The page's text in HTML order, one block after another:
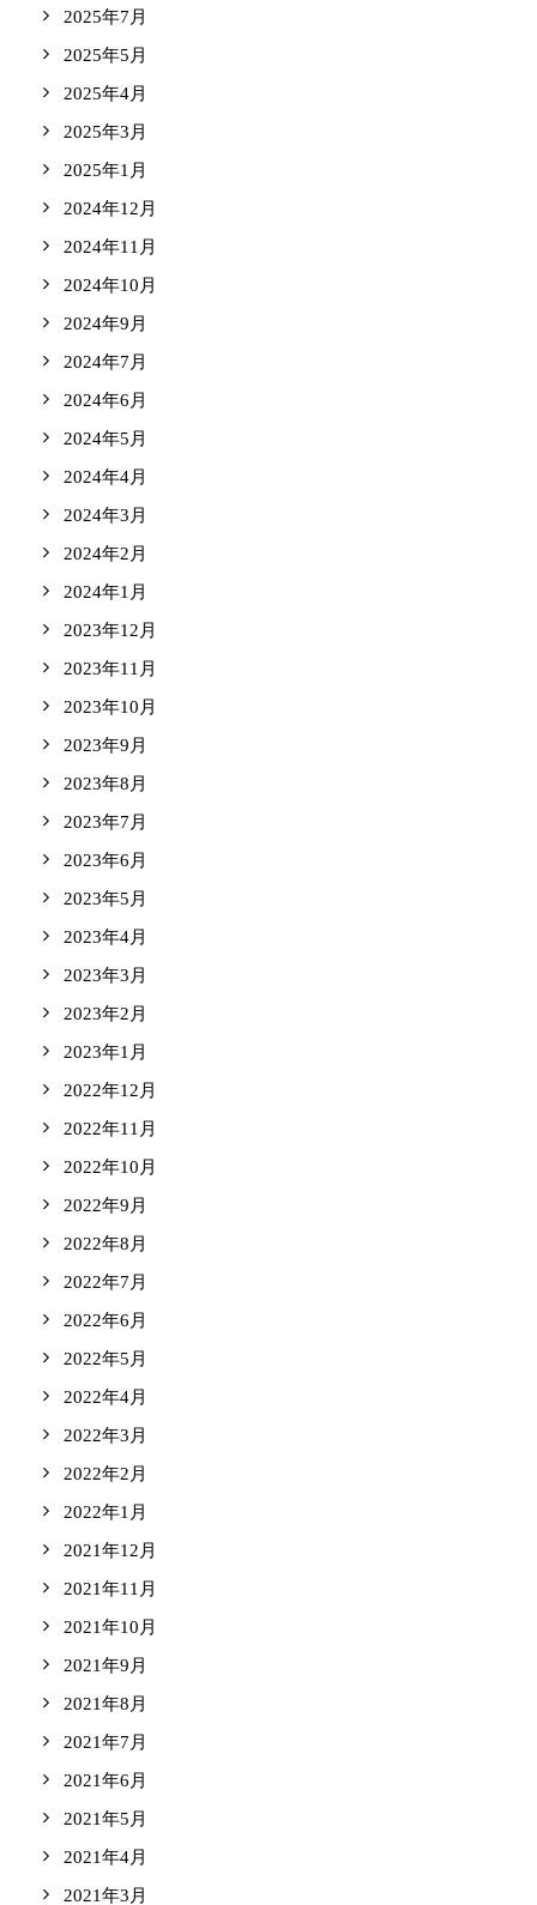
2025年7月
2025年5月
2025年4月
2025年3月
2025年1月
2024年12月
2024年11月
2024年10月
2024年9月
2024年7月
2024年6月
2024年5月
2024年4月
2024年3月
2024年2月
2024年1月
2023年12月
2023年11月
2023年10月
2023年9月
2023年8月
2023年7月
2023年6月
2023年5月
2023年4月
2023年3月
2023年2月
2023年1月
2022年12月
2022年11月
2022年10月
2022年9月
2022年8月
2022年7月
2022年6月
2022年5月
2022年4月
2022年3月
2022年2月
2022年1月
2021年12月
2021年11月
2021年10月
2021年9月
2021年8月
2021年7月
2021年6月
2021年5月
2021年4月
2021年3月